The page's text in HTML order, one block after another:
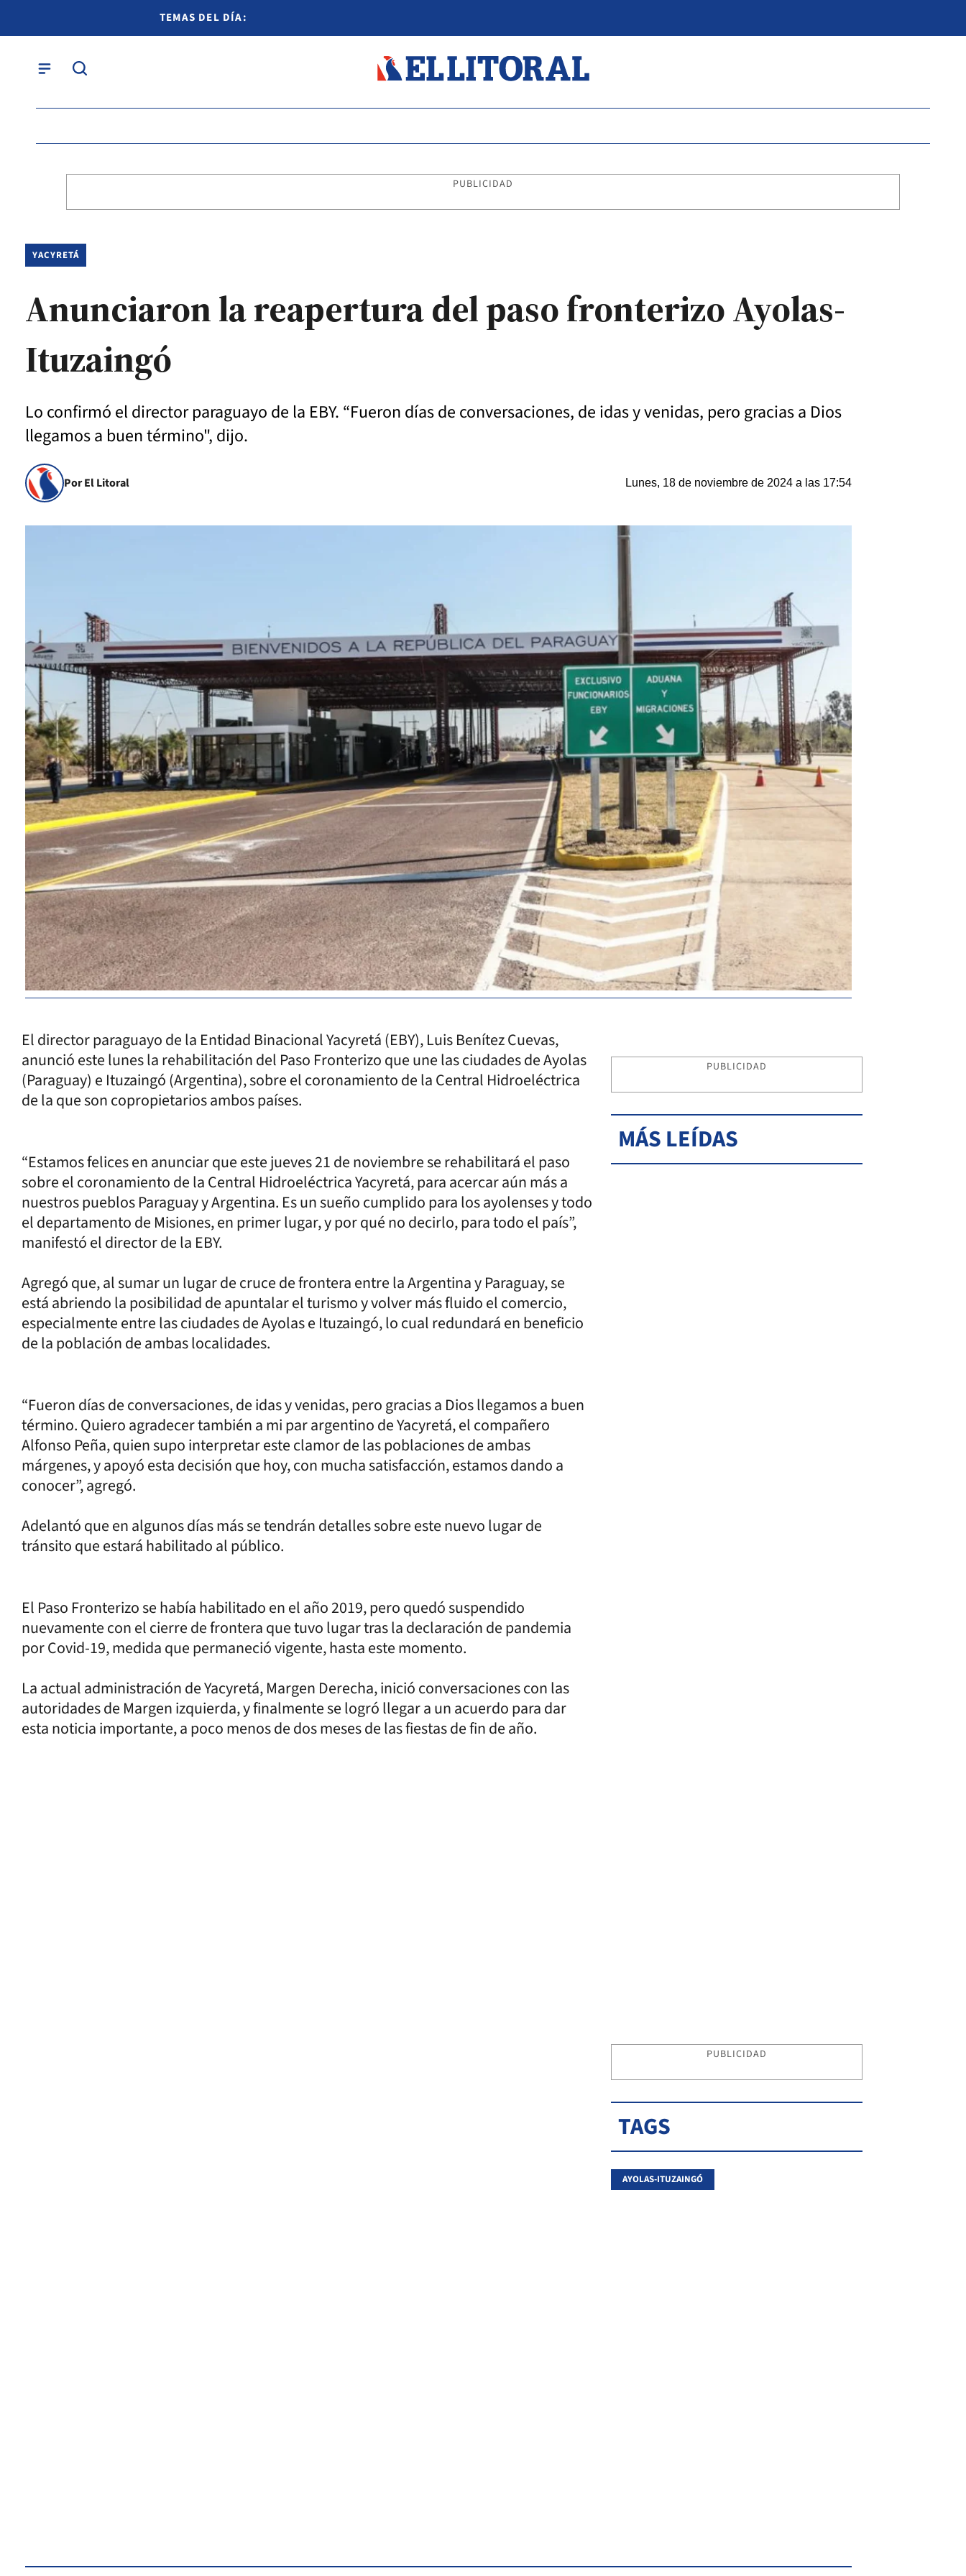
TEMAS DEL DÍA:
PUBLICIDAD
YACYRETÁ
Anunciaron la reapertura del paso fronterizo Ayolas-
Ituzaingó
Lo confirmó el director paraguayo de la EBY. “Fueron días de conversaciones, de idas y venidas, pero gracias a Dios
llegamos a buen término", dijo.
Por El Litoral Lunes, 18 de noviembre de 2024 a las 17:54
El director paraguayo de la Entidad Binacional Yacyretá (EBY), Luis Benítez Cuevas,
anunció este lunes la rehabilitación del Paso Fronterizo que une las ciudades de Ayolas
(Paraguay) e Ituzaingó (Argentina), sobre el coronamiento de la Central Hidroeléctrica
de la que son copropietarios ambos países.
“Estamos felices en anunciar que este jueves 21 de noviembre se rehabilitará el paso
sobre el coronamiento de la Central Hidroeléctrica Yacyretá, para acercar aún más a
nuestros pueblos Paraguay y Argentina. Es un sueño cumplido para los ayolenses y todo
el departamento de Misiones, en primer lugar, y por qué no decirlo, para todo el país”,
manifestó el director de la EBY.
Agregó que, al sumar un lugar de cruce de frontera entre la Argentina y Paraguay, se
está abriendo la posibilidad de apuntalar el turismo y volver más fluido el comercio,
especialmente entre las ciudades de Ayolas e Ituzaingó, lo cual redundará en beneficio
de la población de ambas localidades.
“Fueron días de conversaciones, de idas y venidas, pero gracias a Dios llegamos a buen
término. Quiero agradecer también a mi par argentino de Yacyretá, el compañero
Alfonso Peña, quien supo interpretar este clamor de las poblaciones de ambas
márgenes, y apoyó esta decisión que hoy, con mucha satisfacción, estamos dando a
conocer”, agregó.
Adelantó que en algunos días más se tendrán detalles sobre este nuevo lugar de
tránsito que estará habilitado al público.
El Paso Fronterizo se había habilitado en el año 2019, pero quedó suspendido
nuevamente con el cierre de frontera que tuvo lugar tras la declaración de pandemia
por Covid-19, medida que permaneció vigente, hasta este momento.
La actual administración de Yacyretá, Margen Derecha, inició conversaciones con las
autoridades de Margen izquierda, y finalmente se logró llegar a un acuerdo para dar
esta noticia importante, a poco menos de dos meses de las fiestas de fin de año.
PUBLICIDAD
MÁS LEÍDAS
PUBLICIDAD
TAGS
AYOLAS-ITUZAINGÓ